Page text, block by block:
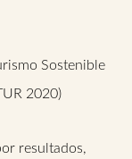
Sostenible
2020)
resultados,